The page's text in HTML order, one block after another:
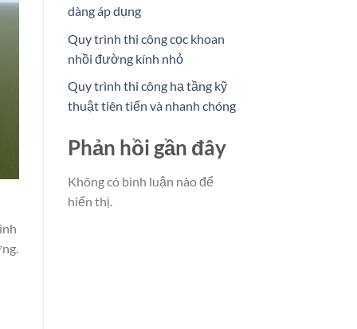
dàng áp dụng
Quy trình thi công cọc khoan
nhồi đường kính nhỏ
Quy trình thi công hạ tầng kỹ
thuật tiên tiến và nhanh chóng
Phản hồi gần đây
Không có bình luận nào để
hiển thị.